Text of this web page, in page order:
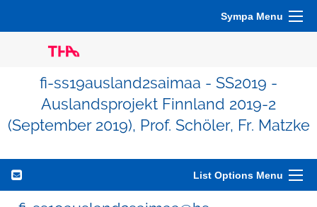
Sympa Menu
fi-ss19ausland2saimaa - SS2019 -
Auslandsprojekt Finnland 2019-2
(September 2019), Prof. Schöler, Fr. Matzke
List Options Menu